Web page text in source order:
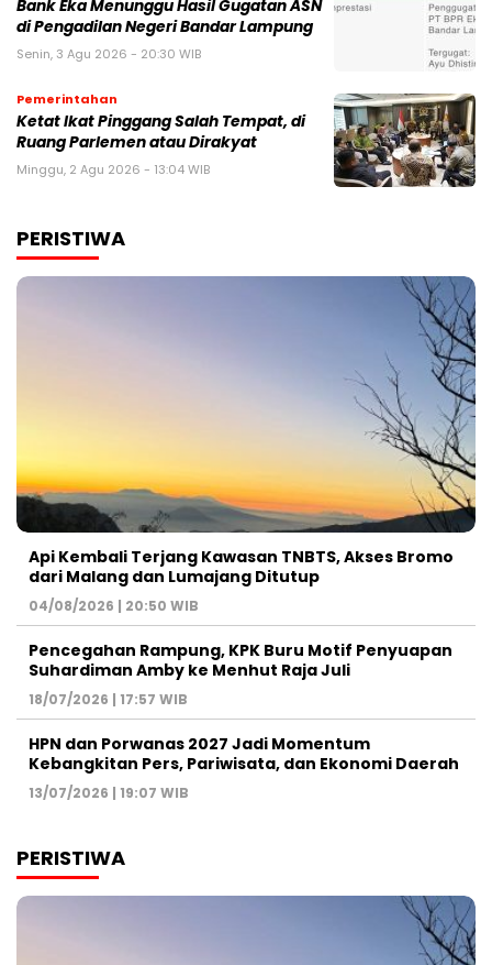
Bank Eka Menunggu Hasil Gugatan ASN
di Pengadilan Negeri Bandar Lampung
Senin, 3 Agu 2026 - 20:30 WIB
Pemerintahan
Ketat Ikat Pinggang Salah Tempat, di
Ruang Parlemen atau Dirakyat
Minggu, 2 Agu 2026 - 13:04 WIB
PERISTIWA
Api Kembali Terjang Kawasan TNBTS, Akses Bromo
dari Malang dan Lumajang Ditutup
04/08/2026 | 20:50 WIB
Pencegahan Rampung, KPK Buru Motif Penyuapan
Suhardiman Amby ke Menhut Raja Juli
18/07/2026 | 17:57 WIB
HPN dan Porwanas 2027 Jadi Momentum
Kebangkitan Pers, Pariwisata, dan Ekonomi Daerah
13/07/2026 | 19:07 WIB
PERISTIWA